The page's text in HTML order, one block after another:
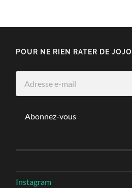
POUR NE RIEN RATER DE JOJO
Abonnez-vous
Instagram